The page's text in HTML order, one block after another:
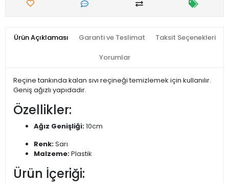
Ürün Açıklaması Garanti ve Teslimat Taksit Seçenekleri
Yorumlar
Reçine tankında kalan sıvı reçineği temizlemek için kullanılır.
Geniş ağızlı yapıdadır.
Özellikler:
Ağız Genişliği:10cm
Renk:Sarı
Malzeme:Plastik
Ürün İçeriği: